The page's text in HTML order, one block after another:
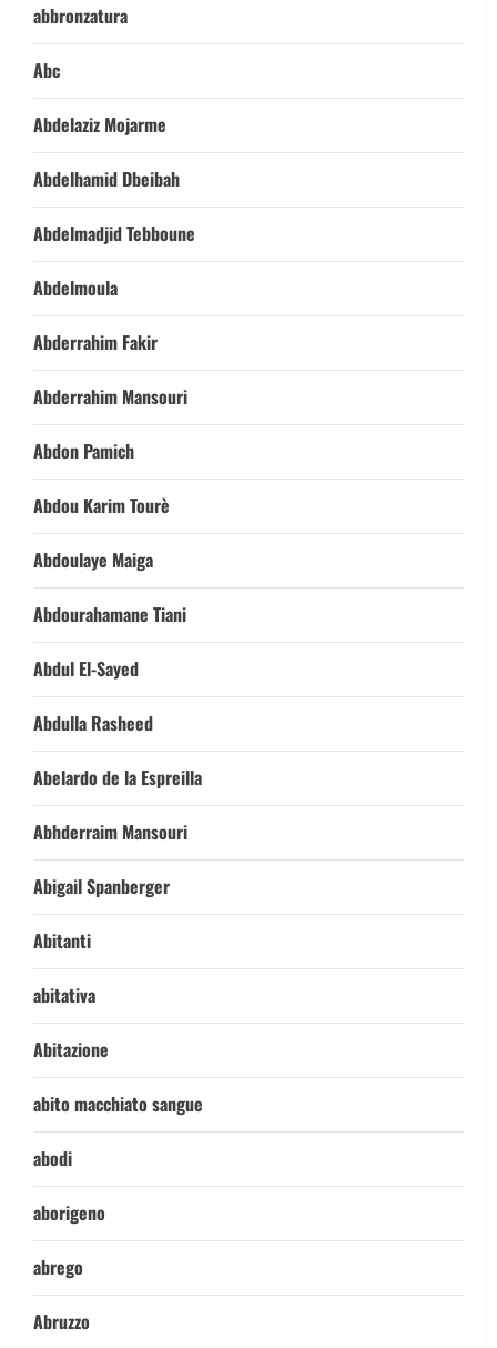
abbronzatura
Abc
Abdelaziz Mojarme
Abdelhamid Dbeibah
Abdelmadjid Tebboune
Abdelmoula
Abderrahim Fakir
Abderrahim Mansouri
Abdon Pamich
Abdou Karim Tourè
Abdoulaye Maiga
Abdourahamane Tiani
Abdul El-Sayed
Abdulla Rasheed
Abelardo de la Espreilla
Abhderraim Mansouri
Abigail Spanberger
Abitanti
abitativa
Abitazione
abito macchiato sangue
abodi
aborigeno
abrego
Abruzzo